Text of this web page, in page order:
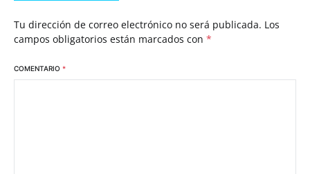
Tu dirección de correo electrónico no será publicada. Los
campos obligatorios están marcados con *
COMENTARIO *